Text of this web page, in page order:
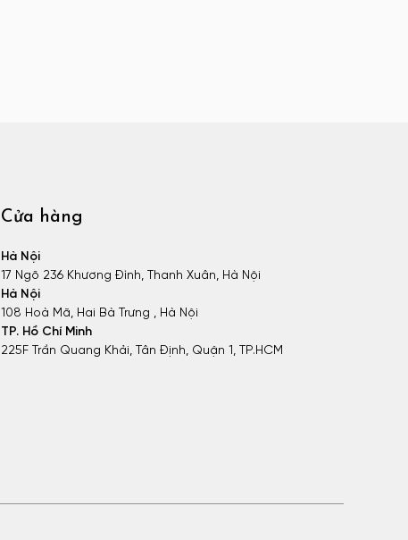
Cửa hàng
Hà Nội
17 Ngõ 236 Khương Đình, Thanh Xuân, Hà Nội
Hà Nội
108 Hoà Mã, Hai Bà Trưng , Hà Nội
TP. Hồ Chí Minh
225F Trần Quang Khải, Tân Định, Quận 1, TP.HCM